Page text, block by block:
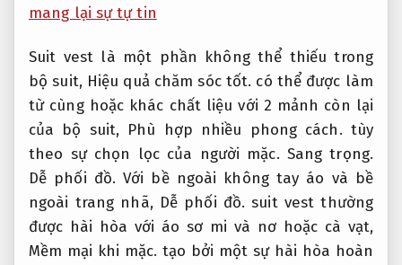
mang lại sự tự tin
Suit vest là một phần không thể thiếu trong
bộ suit, Hiệu quả chăm sóc tốt. có thể được làm
từ cùng hoặc khác chất liệu với 2 mảnh còn lại
của bộ suit, Phù hợp nhiều phong cách. tùy
theo sự chọn lọc của người mặc. Sang trọng.
Dễ phối đồ. Với bề ngoài không tay áo và bề
ngoài trang nhã, Dễ phối đồ. suit vest thường
được hài hòa với áo sơ mi và nơ hoặc cà vạt,
Mềm mại khi mặc. tạo bởi một sự hài hòa hoàn